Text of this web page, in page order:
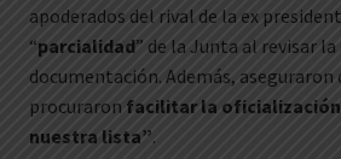
apoderados del rival de la ex
“parcialidad” de la Junta al revisar
documentación. Además,
procuraron facilitar la oficialización
nuestra lista”.